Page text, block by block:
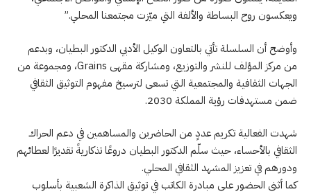
ويعكسون روح البساطة والألفة التي ميّزت مجتمعنا المحلي.”
وأوضح أن السلسلة تأتي بالتعاون الوكيل الأدبي الدكتور البطيان، وبدعم
من مركز المؤلف للنشر والتوزيع، ومشاركة مقهى Grains، ومجموعة من
الجهات الثقافية والمجتمعية التي تسعى لترسيخ مفهوم التوثيق الثقافي
ضمن مستهدفات رؤية المملكة 2030.
شهدت الفعالية تكريم عددٍ من الحاضرين والمساهمين في دعم الحراك
الثقافي بالأحساء، حيث سلّم الدكتور البطيان دروعًا تذكاريةً تقديرًا لعطائهم
ودورهم في تعزيز المشهد الثقافي المحلي.
كما أثنى الحضور على مبادرة الكاتب في توثيق الذاكرة الشعبية بأسلوب